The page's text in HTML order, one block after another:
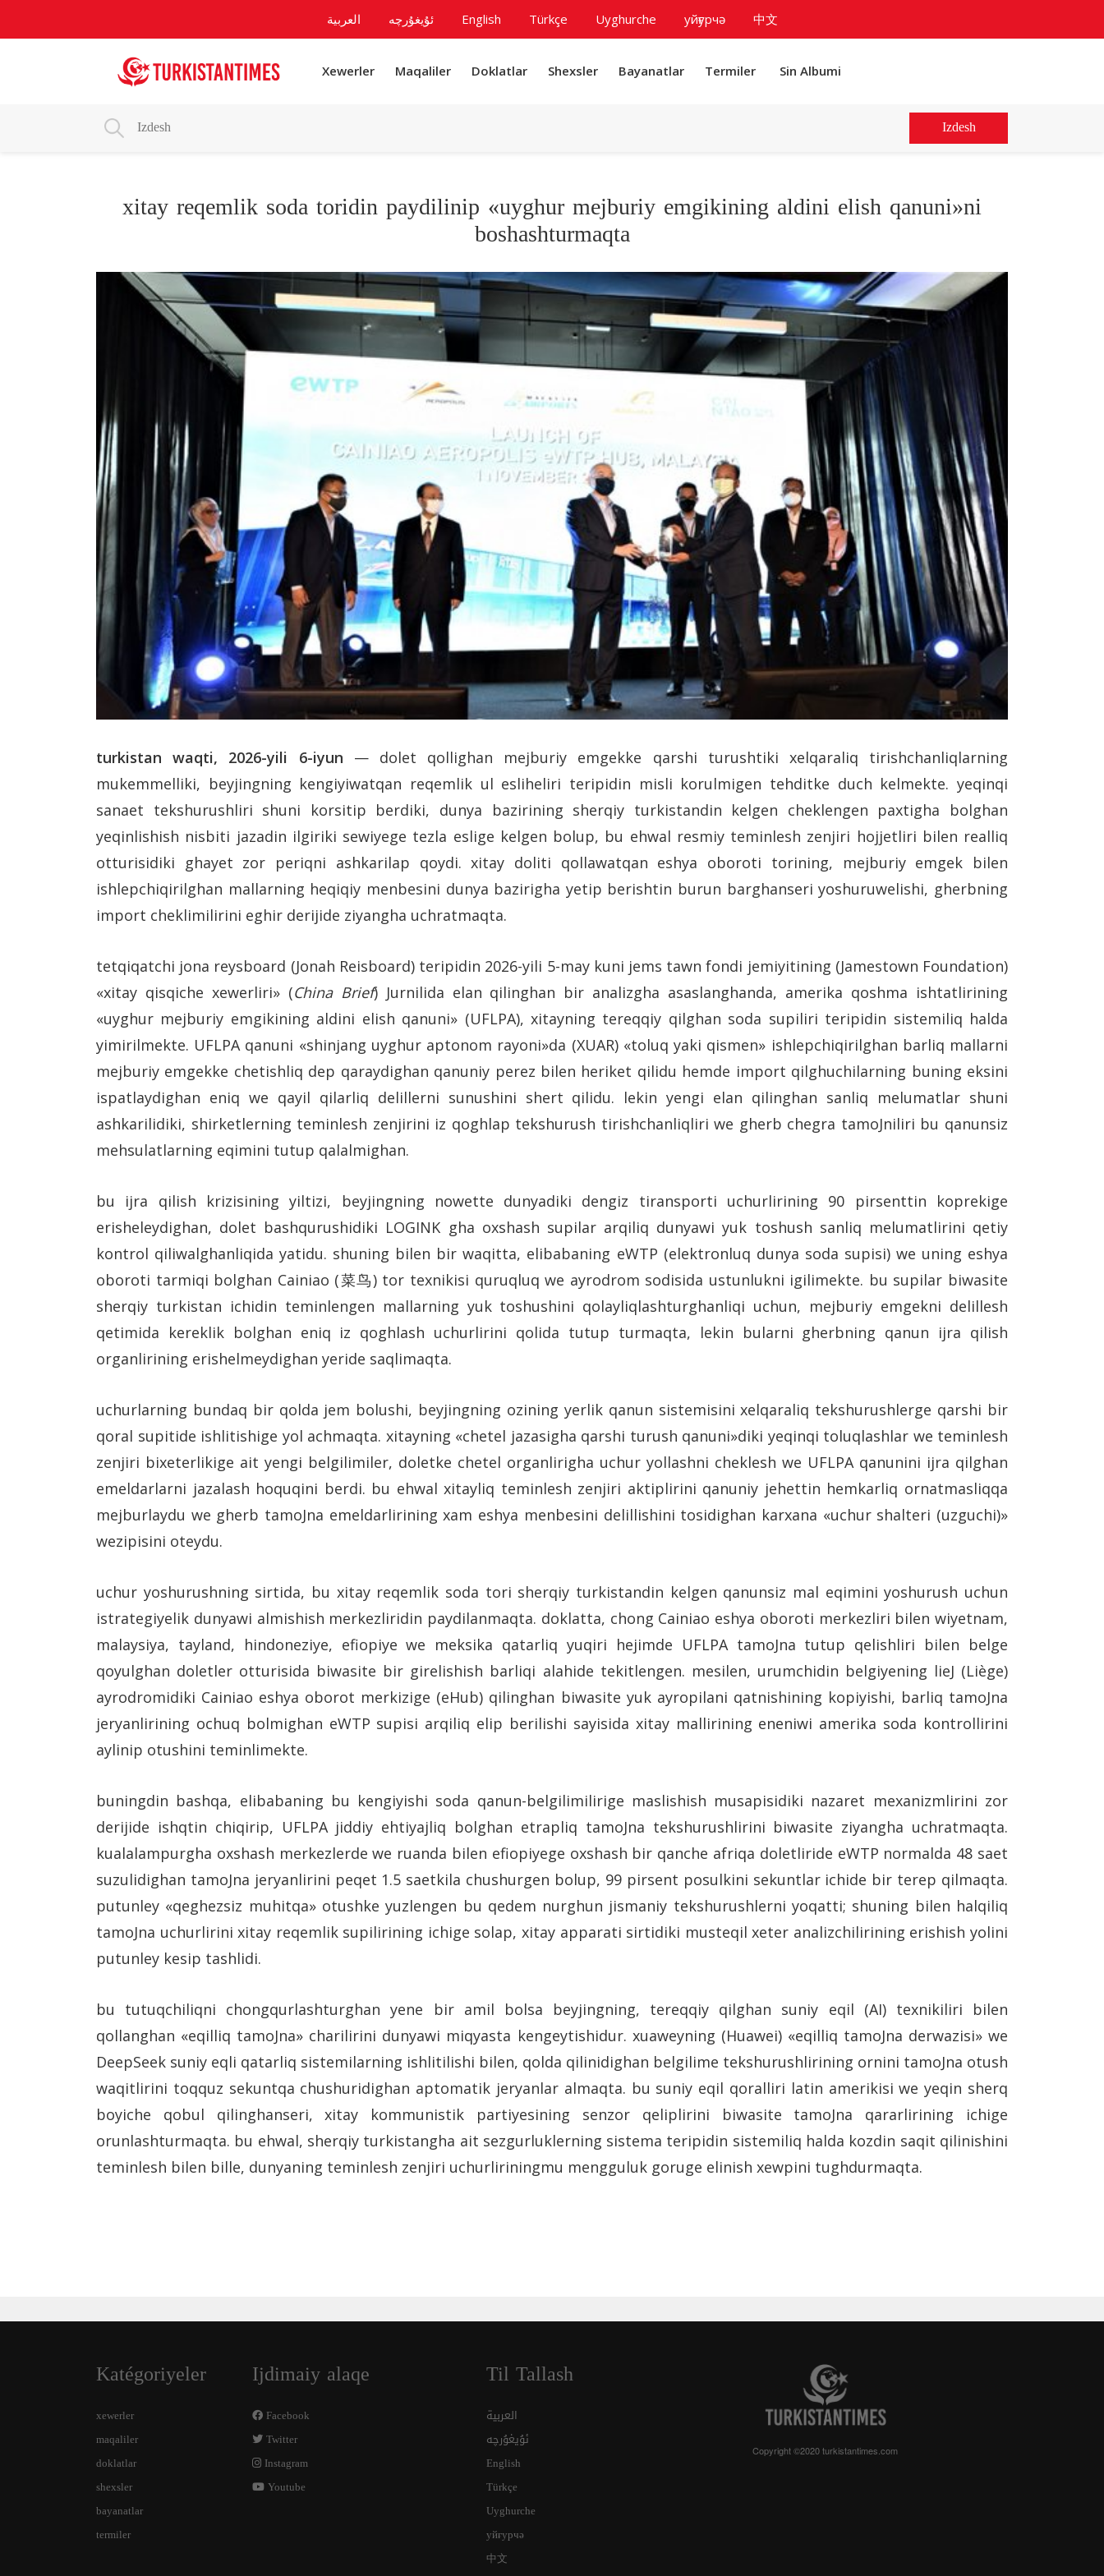
العربية ئۇيغۇرچە English Türkçe Uyghurche уйғурчә 中文
Xewerler Maqaliler Doklatlar Shexsler Bayanatlar Termiler Sin Albumi
Izdesh
xitay reqemlik soda toridin paydilinip «uyghur mejburiy emgikining aldini elish qanuni»ni
boshashturmaqta
turkistan waqti, 2026-yili 6-iyun — dolet qollighan mejburiy emgekke qarshi turushtiki xelqaraliq tirishchanliqlarning
mukemmelliki, beyjingning kengiyiwatqan reqemlik ul esliheliri teripidin misli korulmigen tehditke duch kelmekte. yeqinqi
sanaet tekshurushliri shuni korsitip berdiki, dunya bazirining sherqiy turkistandin kelgen cheklengen paxtigha bolghan
yeqinlishish nisbiti jazadin ilgiriki sewiyege tezla eslige kelgen bolup, bu ehwal resmiy teminlesh zenjiri hojjetliri bilen realliq
otturisidiki ghayet zor periqni ashkarilap qoydi. xitay doliti qollawatqan eshya oboroti torining, mejburiy emgek bilen
ishlepchiqirilghan mallarning heqiqiy menbesini dunya bazirigha yetip berishtin burun barghanseri yoshuruwelishi, gherbning
import cheklimilirini eghir derijide ziyangha uchratmaqta.
tetqiqatchi jona reysboard (Jonah Reisboard) teripidin 2026-yili 5-may kuni jems tawn fondi jemiyitining (Jamestown Foundation)
«xitay qisqiche xewerliri» (China Brief) Jurnilida elan qilinghan bir analizgha asaslanghanda, amerika qoshma ishtatlirining
«uyghur mejburiy emgikining aldini elish qanuni» (UFLPA), xitayning tereqqiy qilghan soda supiliri teripidin sistemiliq halda
yimirilmekte. UFLPA qanuni «shinjang uyghur aptonom rayoni»da (XUAR) «toluq yaki qismen» ishlepchiqirilghan barliq mallarni
mejburiy emgekke chetishliq dep qaraydighan qanuniy perez bilen heriket qilidu hemde import qilghuchilarning buning eksini
ispatlaydighan eniq we qayil qilarliq delillerni sunushini shert qilidu. lekin yengi elan qilinghan sanliq melumatlar shuni
ashkarilidiki, shirketlerning teminlesh zenjirini iz qoghlap tekshurush tirishchanliqliri we gherb chegra tamoJniliri bu qanunsiz
mehsulatlarning eqimini tutup qalalmighan.
bu ijra qilish krizisining yiltizi, beyjingning nowette dunyadiki dengiz tiransporti uchurlirining 90 pirsenttin koprekige
erisheleydighan, dolet bashqurushidiki LOGINK gha oxshash supilar arqiliq dunyawi yuk toshush sanliq melumatlirini qetiy
kontrol qiliwalghanliqida yatidu. shuning bilen bir waqitta, elibabaning eWTP (elektronluq dunya soda supisi) we uning eshya
oboroti tarmiqi bolghan Cainiao (菜鸟) tor texnikisi quruqluq we ayrodrom sodisida ustunlukni igilimekte. bu supilar biwasite
sherqiy turkistan ichidin teminlengen mallarning yuk toshushini qolayliqlashturghanliqi uchun, mejburiy emgekni delillesh
qetimida kereklik bolghan eniq iz qoghlash uchurlirini qolida tutup turmaqta, lekin bularni gherbning qanun ijra qilish
organlirining erishelmeydighan yeride saqlimaqta.
uchurlarning bundaq bir qolda jem bolushi, beyjingning ozining yerlik qanun sistemisini xelqaraliq tekshurushlerge qarshi bir
qoral supitide ishlitishige yol achmaqta. xitayning «chetel jazasigha qarshi turush qanuni»diki yeqinqi toluqlashlar we teminlesh
zenjiri bixeterlikige ait yengi belgilimiler, doletke chetel organlirigha uchur yollashni cheklesh we UFLPA qanunini ijra qilghan
emeldarlarni jazalash hoquqini berdi. bu ehwal xitayliq teminlesh zenjiri aktiplirini qanuniy jehettin hemkarliq ornatmasliqqa
mejburlaydu we gherb tamoJna emeldarlirining xam eshya menbesini delillishini tosidighan karxana «uchur shalteri (uzguchi)»
wezipisini oteydu.
uchur yoshurushning sirtida, bu xitay reqemlik soda tori sherqiy turkistandin kelgen qanunsiz mal eqimini yoshurush uchun
istrategiyelik dunyawi almishish merkezliridin paydilanmaqta. doklatta, chong Cainiao eshya oboroti merkezliri bilen wiyetnam,
malaysiya, tayland, hindoneziye, efiopiye we meksika qatarliq yuqiri hejimde UFLPA tamoJna tutup qelishliri bilen belge
qoyulghan doletler otturisida biwasite bir girelishish barliqi alahide tekitlengen. mesilen, urumchidin belgiyening lieJ (Liège)
ayrodromidiki Cainiao eshya oborot merkizige (eHub) qilinghan biwasite yuk ayropilani qatnishining kopiyishi, barliq tamoJna
jeryanlirining ochuq bolmighan eWTP supisi arqiliq elip berilishi sayisida xitay mallirining eneniwi amerika soda kontrollirini
aylinip otushini teminlimekte.
buningdin bashqa, elibabaning bu kengiyishi soda qanun-belgilimilirige maslishish musapisidiki nazaret mexanizmlirini zor
derijide ishqtin chiqirip, UFLPA jiddiy ehtiyajliq bolghan etrapliq tamoJna tekshurushlirini biwasite ziyangha uchratmaqta.
kualalampurgha oxshash merkezlerde we ruanda bilen efiopiyege oxshash bir qanche afriqa doletliride eWTP normalda 48 saet
suzulidighan tamoJna jeryanlirini peqet 1.5 saetkila chushurgen bolup, 99 pirsent posulkini sekuntlar ichide bir terep qilmaqta.
putunley «qeghezsiz muhitqa» otushke yuzlengen bu qedem nurghun jismaniy tekshurushlerni yoqatti; shuning bilen halqiliq
tamoJna uchurlirini xitay reqemlik supilirining ichige solap, xitay apparati sirtidiki musteqil xeter analizchilirining erishish yolini
putunley kesip tashlidi.
bu tutuqchiliqni chongqurlashturghan yene bir amil bolsa beyjingning, tereqqiy qilghan suniy eqil (AI) texnikiliri bilen
qollanghan «eqilliq tamoJna» charilirini dunyawi miqyasta kengeytishidur. xuaweyning (Huawei) «eqilliq tamoJna derwazisi» we
DeepSeek suniy eqli qatarliq sistemilarning ishlitilishi bilen, qolda qilinidighan belgilime tekshurushlirining ornini tamoJna otush
waqitlirini toqquz sekuntqa chushuridighan aptomatik jeryanlar almaqta. bu suniy eqil qoralliri latin amerikisi we yeqin sherq
boyiche qobul qilinghanseri, xitay kommunistik partiyesining senzor qeliplirini biwasite tamoJna qararlirining ichige
orunlashturmaqta. bu ehwal, sherqiy turkistangha ait sezgurluklerning sistema teripidin sistemiliq halda kozdin saqit qilinishini
teminlesh bilen bille, dunyaning teminlesh zenjiri uchurliriningmu mengguluk goruge elinish xewpini tughdurmaqta.
Katégoriyeler
xewerler
maqaliler
doklatlar
shexsler
bayanatlar
termiler
Ijdimaiy alaqe
Facebook
Twitter
Instagram
Youtube
Til Tallash
العربية
ئۇيغۇرچە
English
Türkçe
Uyghurche
уйғурчә
中文
Copyright ©2020 turkistantimes.com